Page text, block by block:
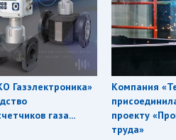
Газэлектроника»
газа...
Компания
проекту
труда»